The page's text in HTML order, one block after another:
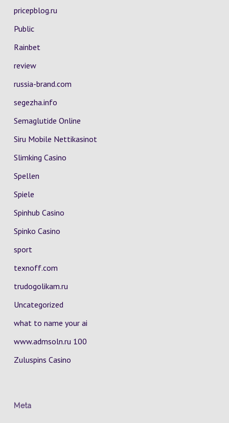
pricepblog.ru
Public
Rainbet
review
russia-brand.com
segezha.info
Semaglutide Online
Siru Mobile Nettikasinot
Slimking Casino
Spellen
Spiele
Spinhub Casino
Spinko Casino
sport
texnoff.com
trudogolikam.ru
Uncategorized
what to name your ai
www.admsoln.ru 100
Zuluspins Casino
Meta